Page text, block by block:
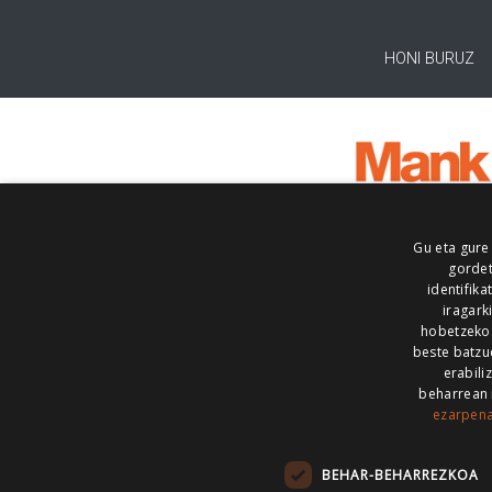
HONI BURUZ
ALEA
MAILOPE NOAUA
Gu eta
hobetzeko.
beste
beharrean
BEHAR-BEHARREZKOA